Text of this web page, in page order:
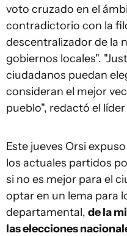
voto cruzado en el
contradictorio con la
descentralizador de la
gobiernos locales".
ciudadanos puedan
consideran el mejor
pueblo", redactó el
Este jueves Orsi
los actuales partidos
si no es mejor para el
optar en un lema para
departamental, de la
las elecciones